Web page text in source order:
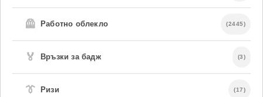
🦺 Работно облекло (2445)
🏅 Връзки за бадж (3)
👔 Ризи (17)